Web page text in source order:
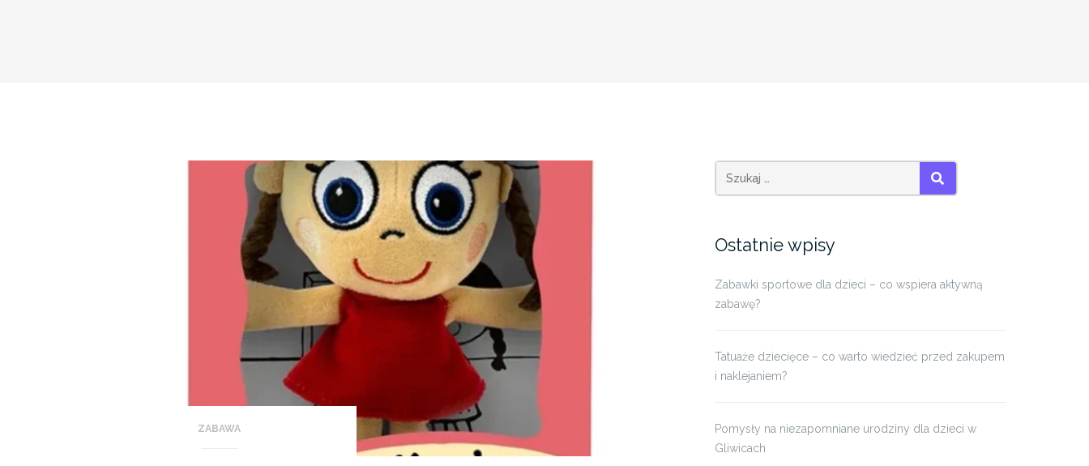
ZABAWA
SZUKAJ
Ostatnie wpisy
Zabawki sportowe dla dzieci – co wspiera aktywną
zabawę?
Tatuaże dziecięce – co warto wiedzieć przed zakupem
i naklejaniem?
Pomysły na niezapomniane urodziny dla dzieci w
Gliwicach